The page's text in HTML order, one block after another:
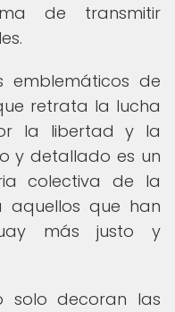
de transmitir
emblemáticos de
retrata la lucha
la libertad y la
y detallado es un
colectiva de la
que han
más justo y
solo decoran las